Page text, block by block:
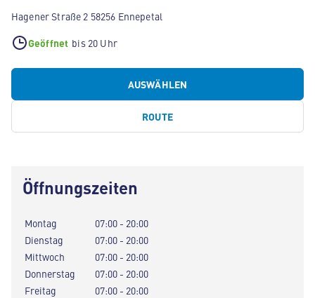
Hagener Straße 2 58256 Ennepetal
Geöffnet bis 20 Uhr
AUSWÄHLEN
ROUTE
Öffnungszeiten
Montag
07:00 - 20:00
Dienstag
07:00 - 20:00
Mittwoch
07:00 - 20:00
Donnerstag
07:00 - 20:00
Freitag
07:00 - 20:00